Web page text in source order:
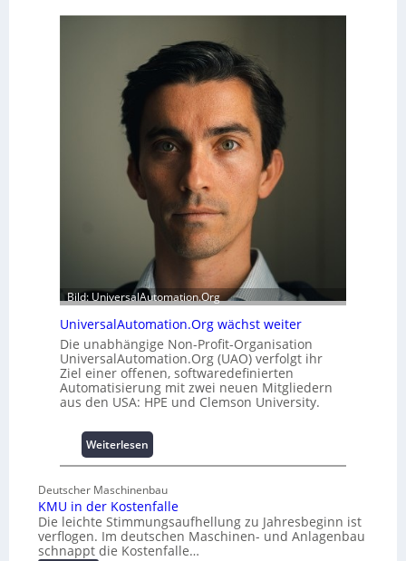
e
h
t
a
A
u
b
a
u
e
m
m
n
i
s
s
c
h
a
f
f
f
e
m
u
l
m
i
t
0
u
n
4
0
A
Bild: UniversalAutomation.Org
UniversalAutomation.Org wächst weiter
Die unabhängige Non-Profit-Organisation
UniversalAutomation.Org (UAO) verfolgt ihr
Ziel einer offenen, softwaredefinierten
Automatisierung mit zwei neuen Mitgliedern
aus den USA: HPE und Clemson University.
Weiterlesen
U
i
v
e
r
Deutscher Maschinenbau
KMU in der Kostenfalle
Die leichte Stimmungsaufhellung zu Jahresbeginn ist
verflogen. Im deutschen Maschinen- und Anlagenbau
schnappt die Kostenfalle…